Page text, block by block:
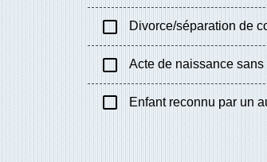
check_box_outline_blank Divorce/séparation de
check_box_outline_blank Acte de naissance
check_box_outline_blank Enfant reconnu par un